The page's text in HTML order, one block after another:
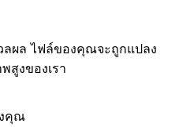
ลผล ไฟล์ของคุณจะถูกแปลง
สูงของเรา
คุณ